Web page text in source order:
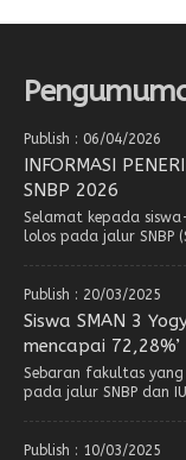
Publish : 06/04/2026
INFORMASI
SNBP 2026
Selamat kepada
lolos pada jalur SNBP
Publish : 20/03/2025
Siswa SMAN 3
mencapai 72,28%’
Sebaran fakultas yang
pada jalur SNBP dan
Publish : 10/03/2025